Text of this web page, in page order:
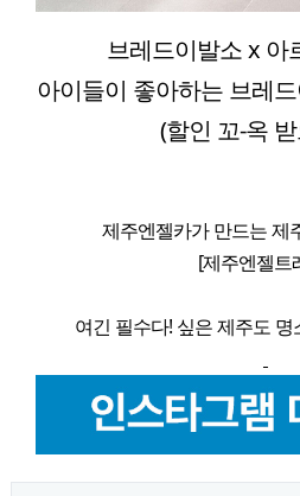
브레드이발소 x 아
아이들이 좋아하는 브레
(할인 꼬-옥
제주엔젤카가 만드는 제
[제주엔젤트
여긴 필수다! 싶은 제주도